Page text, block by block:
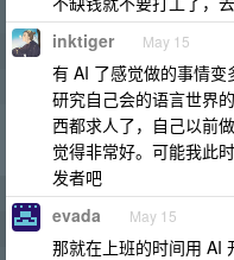
inktiger May 15
有 AI 了感觉做的事情变
研究自己会的语言世界
西都求人了，自己以前
觉得非常好。可能我此
发者吧
evada May 15
那就在上班的时间用 AI